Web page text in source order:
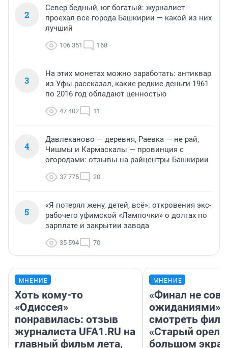
2
Север бедный, юг богатый: журналист
проехал все города Башкирии — какой из них
лучший
106 351 168
3
На этих монетах можно заработать: антиквар
из Уфы рассказал, какие редкие деньги 1961
по 2016 год обладают ценностью
47 402 11
4
Давлеканово — деревня, Раевка — не рай,
Чишмы и Кармаскалы — провинция с
огородами: отзывы на райцентры Башкирии
37 775 20
5
«Я потерял жену, детей, всё»: откровения экс-
рабочего уфимской «Лампочки» о долгах по
зарплате и закрытии завода
35 594 70
МНЕНИЕ
Хоть кому-то
«Одиссея»
понравилась: отзыв
журналиста UFA1.RU на
главный фильм лета,
МНЕНИЕ
«Финал не
ожиданиями»:
смотреть
«Старый орел»
большом